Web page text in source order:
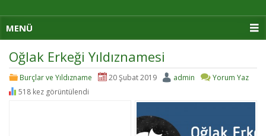
MENÜ
Oğlak Erkeği Yıldıznamesi
Burçlar ve Yıldızname 20 Şubat 2019 admin
Yorum Yaz
518 kez görüntülendi